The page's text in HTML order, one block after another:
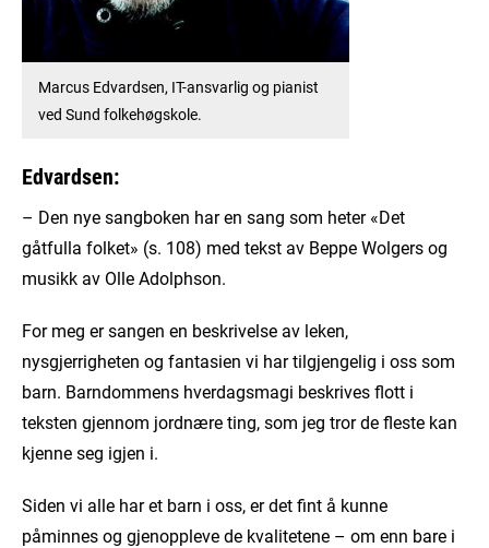
Marcus Edvardsen, IT-ansvarlig og pianist
ved Sund folkehøgskole.
Edvardsen:
– Den nye sangboken har en sang som heter «Det
gåtfulla folket» (s. 108) med tekst av Beppe Wolgers og
musikk av Olle Adolphson.
For meg er sangen en beskrivelse av leken,
nysgjerrigheten og fantasien vi har tilgjengelig i oss som
barn. Barndommens hverdagsmagi beskrives flott i
teksten gjennom jordnære ting, som jeg tror de fleste kan
kjenne seg igjen i.
Siden vi alle har et barn i oss, er det fint å kunne
påminnes og gjenoppleve de kvalitetene – om enn bare i